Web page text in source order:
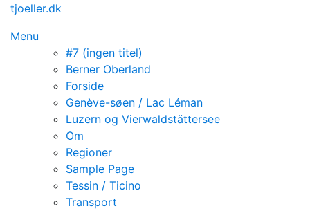
Spring
indhold
tjoeller.dk
Menu
#7 (ingen titel)
Berner Oberland
Forside
Genève-søen / Lac Léman
Luzern og Vierwaldstättersee
Om
Regioner
Sample Page
Tessin / Ticino
Transport